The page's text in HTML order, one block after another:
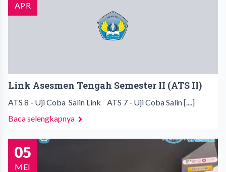
APR
Link Asesmen Tengah Semester II (ATS II)
ATS 8 - Uji Coba Salin Link ATS 7 - Uji Coba Salin [....]
Baca selengkapnya
05
MEI